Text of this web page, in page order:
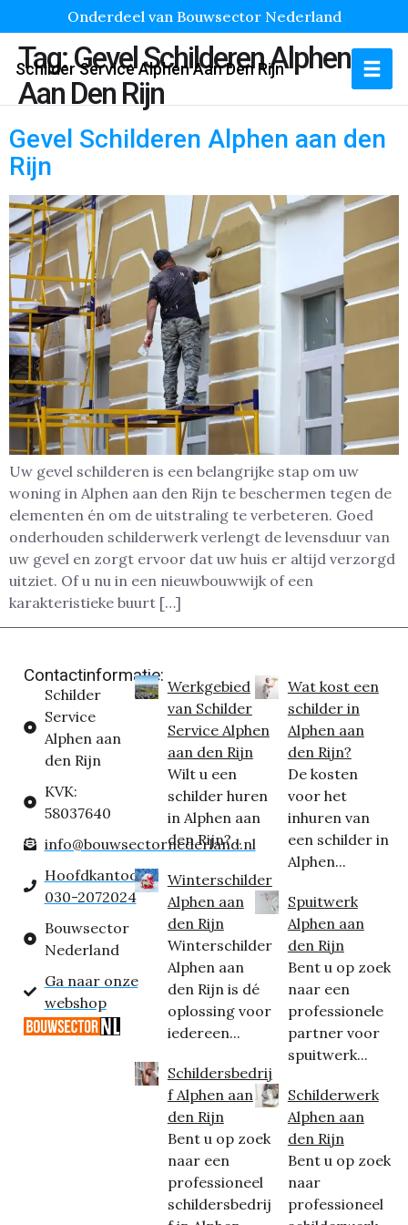
Onderdeel van Bouwsector Nederland
Schilder Service Alphen Aan Den Rijn
Tag:Gevel Schilderen Alphen
Aan Den Rijn
Gevel Schilderen Alphen aan den
Rijn
Uw gevel schilderen is een belangrijke stap om uw
woning in Alphen aan den Rijn te beschermen tegen de
elementen én om de uitstraling te verbeteren. Goed
onderhouden schilderwerk verlengt de levensduur van
uw gevel en zorgt ervoor dat uw huis er altijd verzorgd
uitziet. Of u nu in een nieuwbouwwijk of een
karakteristieke buurt […]
Contactinformatie:
Schilder
Service
Alphen aan
den Rijn
KVK:
58037640
info@bouwsectornederland.nl
Hoofdkantoor:
030-2072024
Bouwsector
Nederland
Ga naar onze
webshop
Werkgebied
van Schilder
Service Alphen
aan den Rijn
Wilt u een
schilder huren
in Alphen aan
den Rijn?...
Winterschilder
Alphen aan
den Rijn
Winterschilder
Alphen aan
den Rijn is dé
oplossing voor
iedereen...
Schildersbedrij
f Alphen aan
den Rijn
Bent u op zoek
naar een
professioneel
schildersbedrij
Wat kost een
schilder in
Alphen aan
den Rijn?
De kosten
voor het
inhuren van
een schilder in
Alphen...
Spuitwerk
Alphen aan
den Rijn
Bent u op zoek
naar een
professionele
partner voor
spuitwerk...
Schilderwerk
Alphen aan
den Rijn
Bent u op zoek
naar
professioneel